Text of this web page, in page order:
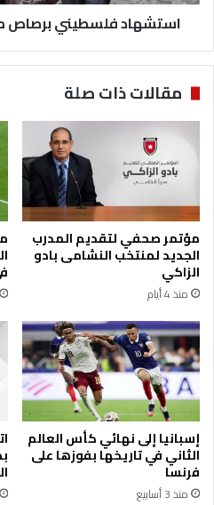
يي
ي
ص
م
س
ي
ر
ة
إ
س
ر
ا
ئ
ي
ل
ي
ة
ف
ي
استشهاد فلسطيني برصاص
مقالات ذات صلة
مؤتمر صحفي لتقديم المدرب
الجديد لمنتخب النشامى بادو
الزاكي
منذ 4 أيام
إسبانيا إلى نهائي كأس العالم
الثاني في تاريخها بفوزها على
فرنسا
منذ 3 أسابيع